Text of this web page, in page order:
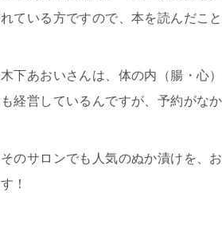
れている方ですので、本を読んだこ
木下あおいさんは、体の内（腸・心
も経営しているんですが、予約がな
そのサロンでも人気のぬか漬けを、
す！